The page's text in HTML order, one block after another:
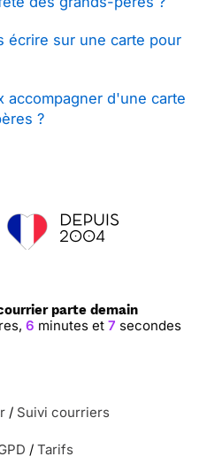
écrire sur une carte pour
accompagner d'une carte
?
parte demain
6 minutes et 6 secondes
/ Suivi courriers
/ Tarifs